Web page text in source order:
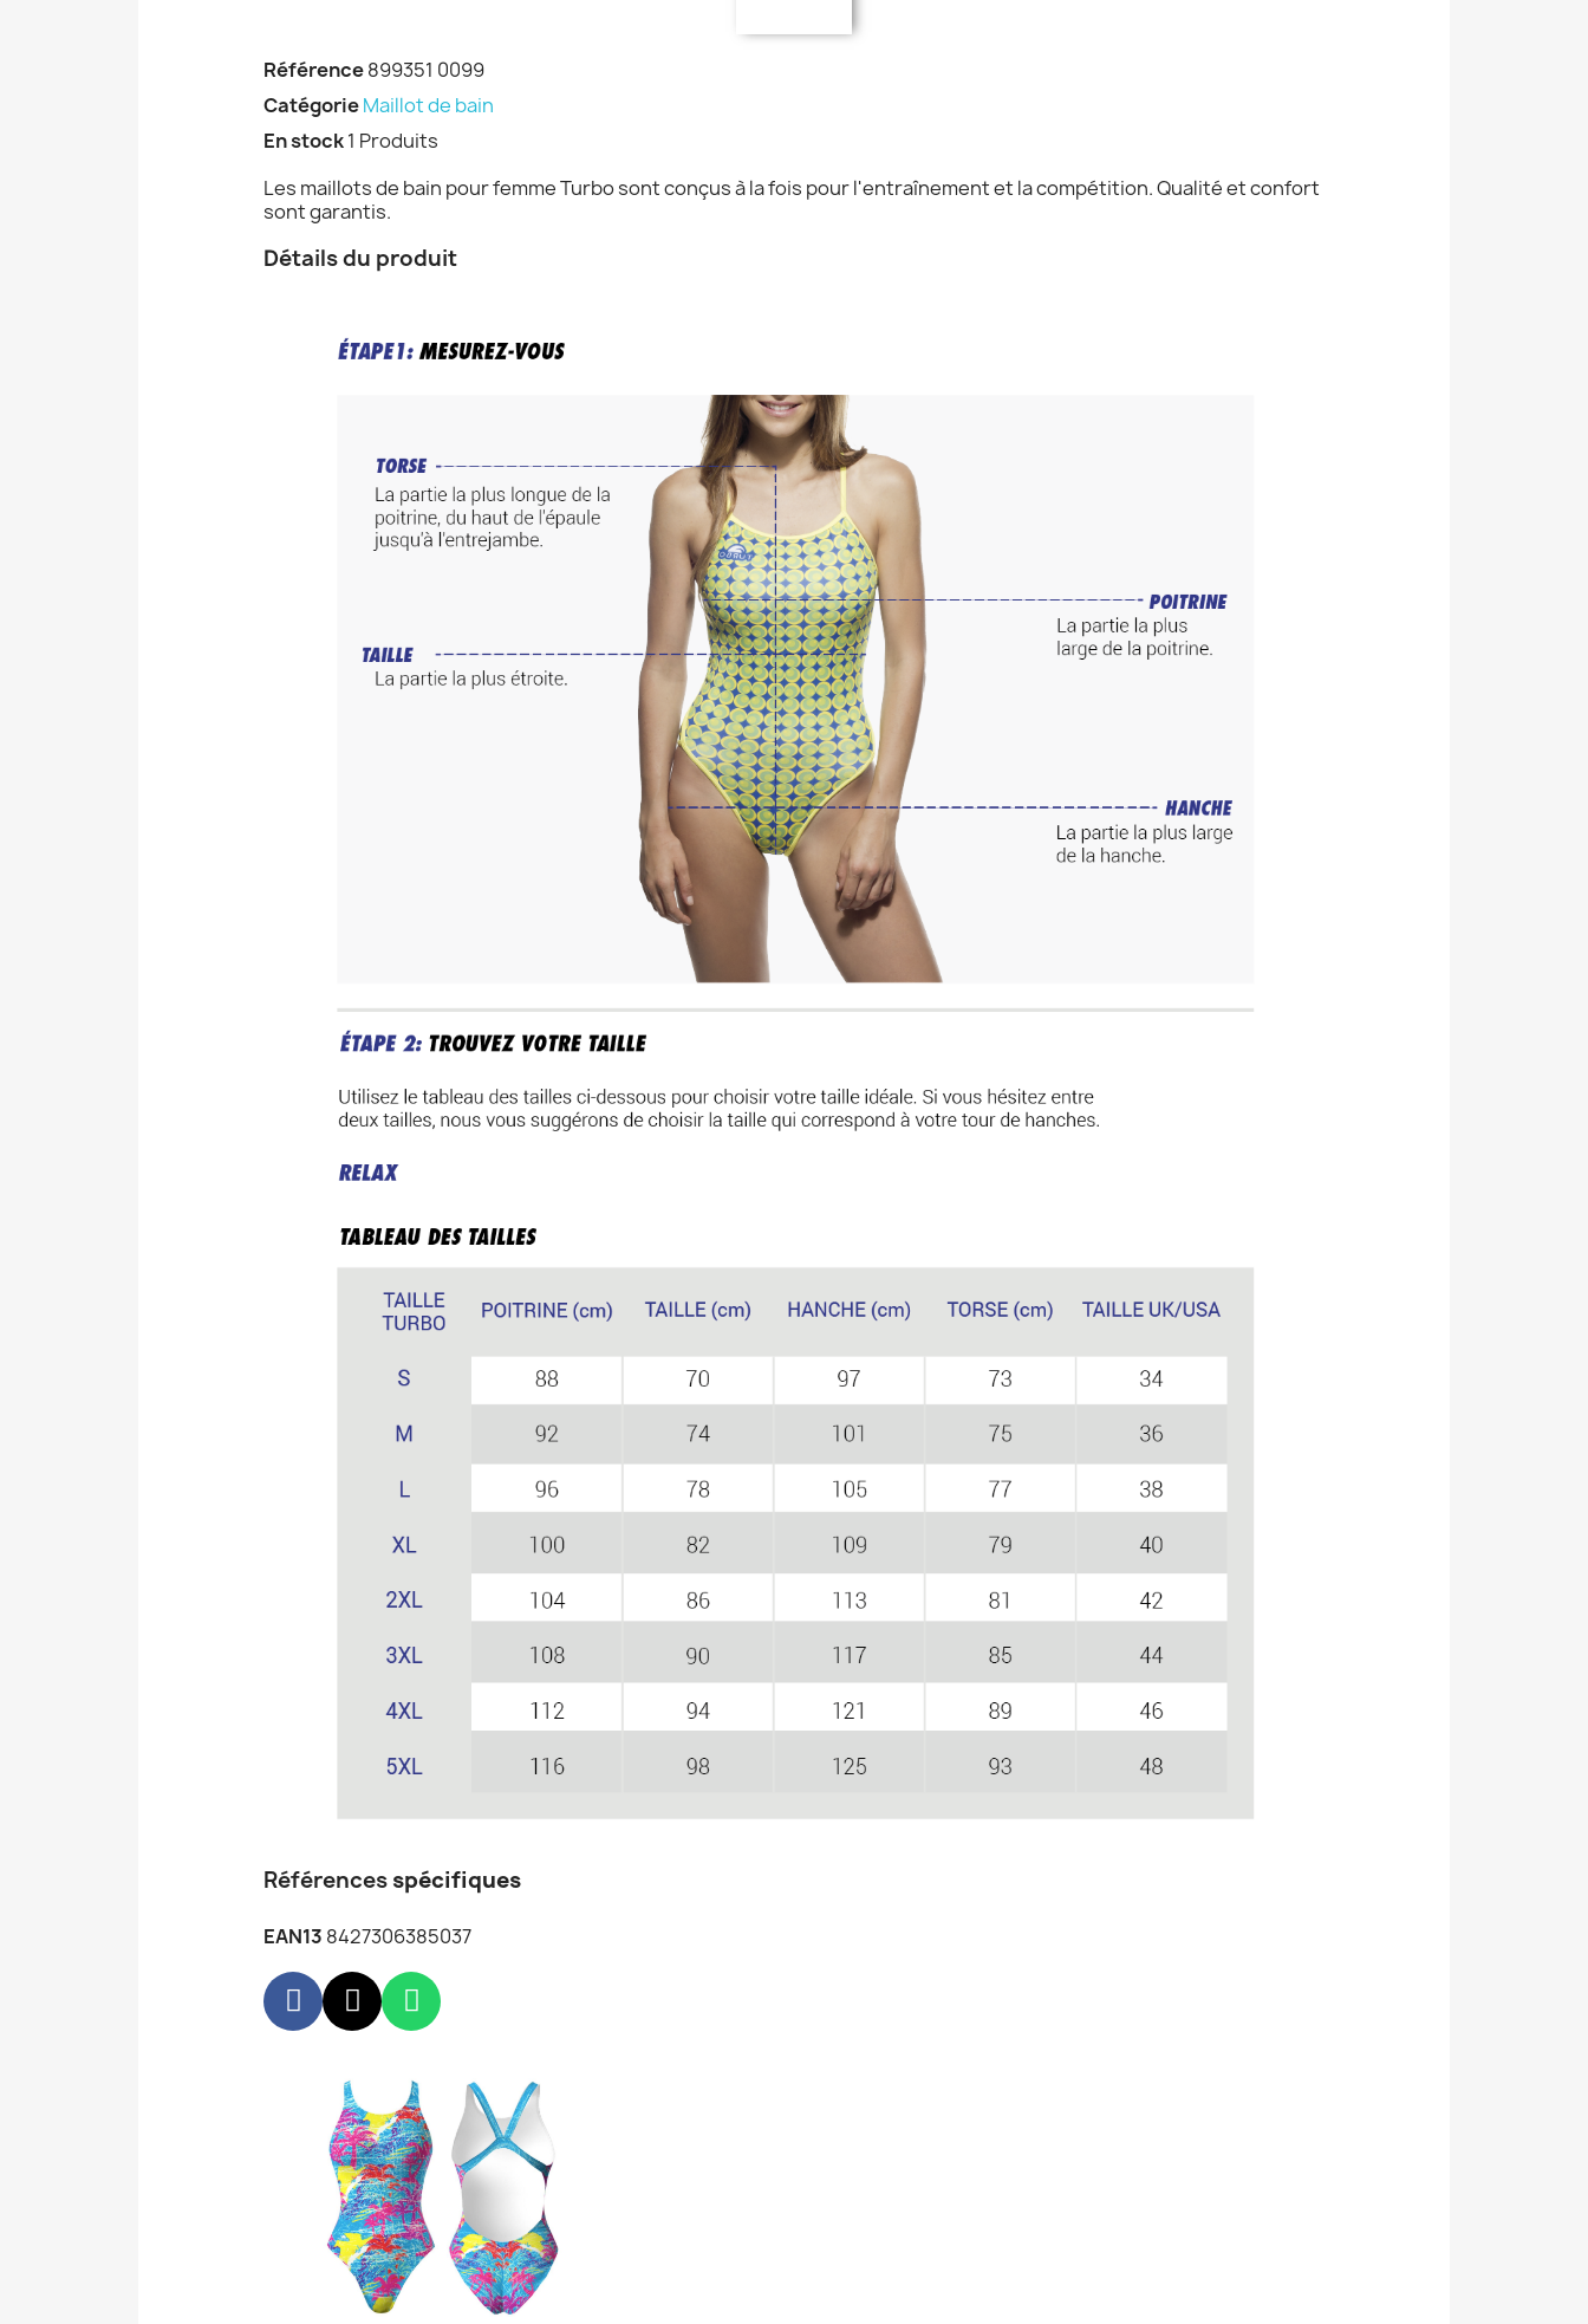
Référence899351 0099
CatégorieMaillot de bain
En stock1 Produits
Les maillots de bain pour femme Turbo sont conçus à la fois pour l'entraînement et la compétition. Qualité et confort
sont garantis.
Détails du produit
Références spécifiques
EAN13 8427306385037